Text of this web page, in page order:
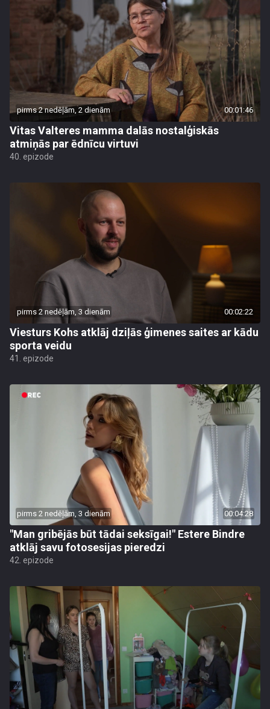
pirms 2 nedēļām, 2 dienām 00:01:46
Vitas Valteres mamma dalās nostalģiskās
atmiņās par ēdnīcu virtuvi
40. epizode
pirms 2 nedēļām, 3 dienām 00:02:22
Viesturs Kohs atklāj dziļās ģimenes saites ar kādu
sporta veidu
41. epizode
pirms 2 nedēļām, 3 dienām 00:04:28
"Man gribējās būt tādai seksīgai!" Estere Bindre
atklāj savu fotosesijas pieredzi
42. epizode